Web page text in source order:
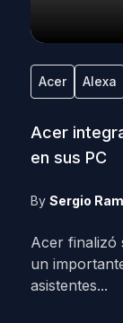
Acer Alexa
Acer
en sus PC
By Sergio
Acer finalizó
un
asistentes...